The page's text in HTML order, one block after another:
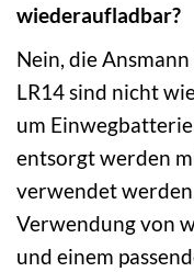
wiederaufladbar?
Nein, die
LR14 sind nicht
um
entsorgt werden
verwendet
Verwendung von
und einem